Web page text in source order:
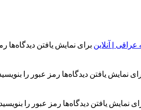
| آنلاین برای نمایش یافتن دیدگاه‌ها
نمایش یافتن دیدگاه‌ها رمز عبور را
نمایش یافتن دیدگاه‌ها رمز عبور را